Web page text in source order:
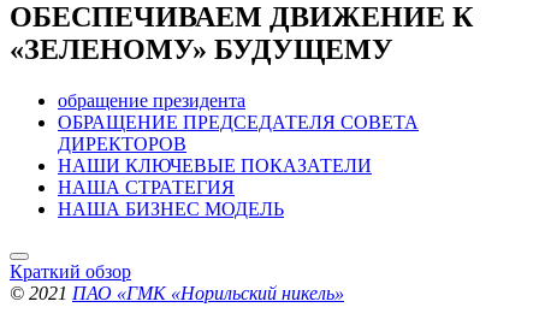
ОБЕСПЕЧИВАЕМ ДВИЖЕНИЕ К
«ЗЕЛЕНОМУ» БУДУЩЕМУ
обращение президента
ОБРАЩЕНИЕ ПРЕДСЕДАТЕЛЯ СОВЕТА
ДИРЕКТОРОВ
НАШИ КЛЮЧЕВЫЕ ПОКАЗАТЕЛИ
НАША СТРАТЕГИЯ
НАША БИЗНЕС МОДЕЛЬ
Краткий обзор
© 2021 ПАО «ГМК «Норильский никель»